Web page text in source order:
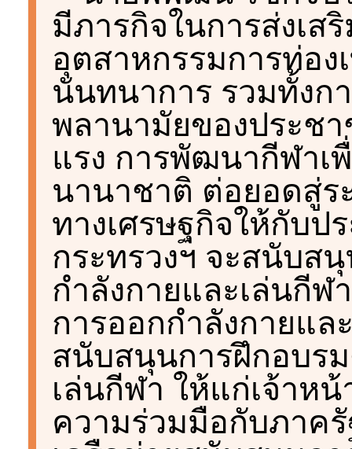
มีภารกิจในการส่งเ
อุตสาหกรรมการท่อ
นันทนาการ รวมทั้งก
พลานามัยของประช
แรง การพัฒนากีฬาเ
นานาชาติ ต่อยอดสู่ร
ทางเศรษฐกิจให้กับป
กระทรวงฯ จะสนับส
กำลังกายและเล่นกี
การออกกำลังกายแล
สนับสนุนการฝึกอบร
เล่นกีฬา ให้แก่เจ้าห
ความร่วมมือกับภาค